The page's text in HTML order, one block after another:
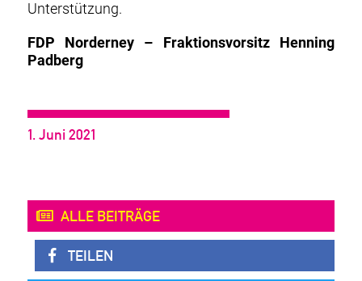
Unterstützung.
FDP Norderney – Fraktionsvorsitz Henning
Padberg
1. Juni 2021
ALLE BEITRÄGE
TEILEN